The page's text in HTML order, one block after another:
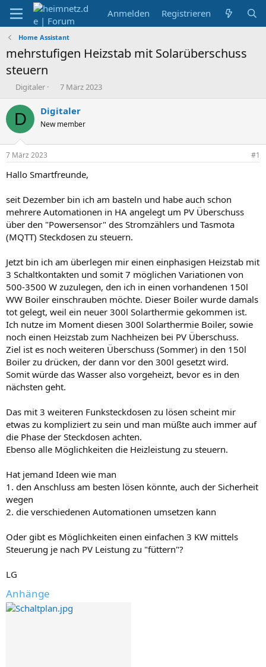
Anmelden Registrieren
Home Assistant
mehrstufigen Heizstab mit Solarüberschuss
steuern
E
s
l
e
r
Digitaler
E
s
e
t
a
7 März 2023
D Digitaler
New member
7 März 2023 #1
Hallo Smartfreunde,
seit Dezember bin ich am basteln und habe auch schon
mehrere Automationen in HA angelegt um PV Überschuss
über den "Powersensor" des Stromzählers und Tasmota
(MQTT) Steckdosen zu steuern.
Jetzt bin ich am überlegen mir einen einphasigen Heizstab mit
3 Schaltkontakten und somit 7 möglichen Variationen von
500-3500 W zuzulegen, den ich in einen vorhandenen 150l
WW Boiler einschrauben möchte. Dieser Boiler wurde damals
tot gelegt, weil ein neuer 300l Solarthermie gekommen ist.
Ich nutze im Moment diesen 300l Solarthermie Boiler, sowie
noch einen Heizstab zum Nachheizen bei PV Überschuss.
Ziel ist es noch weiteren Überschuss (Sommer) in den 150l
Boiler zu drücken, der dann vor den 300l gesetzt wird.
Somit würde das Wasser also vorgeheizt, bevor es in den
nächsten geht.
Das mit 3 weiteren Funksteckdosen zu lösen scheint mir
etwas zu kompliziert zu sein und man müßte auch immer auf
die Phase der Steckdosen achten.
Ebenso alle Möglichkeiten die Heizleistung zu steuern.
Hat jemand Ideen wie man
1. den Anschluss am besten lösen könnte, auch der Sicherheit
wegen
2. die verschiedenen Automationen umsetzen kann
Oder gibt es Möglichkeiten einen einfachen 3 KW mittels
Steuerung je nach PV Leistung zu "füttern"?
LG
Anhänge